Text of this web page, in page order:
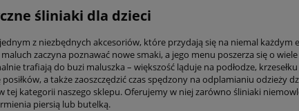
śliniaki dla dzieci
z niezbędnych akcesoriów, które przydają się na niemal każdym
zaczyna poznawać nowe smaki, a jego menu poszerza się o
trafiają do buzi maluszka – większość ląduje na podłodze,
posiłków, a także zaoszczędzić czas spędzony na odplamianiu odzieży
tej kategorii naszego sklepu. Oferujemy w niej zarówno śliniaki
piersią lub butelką.